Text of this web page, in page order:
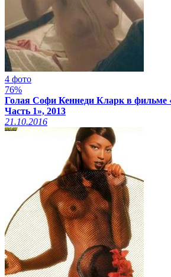
4 фото
76%
Голая Софи Кеннеди Кларк в
Часть 1», 2013
21.10.2016